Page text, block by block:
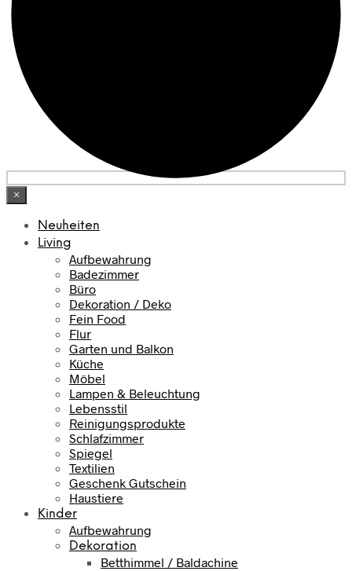
×
Neuheiten
Living
Aufbewahrung
Badezimmer
Büro
Dekoration / Deko
Fein Food
Flur
Garten und Balkon
Küche
Möbel
Lampen & Beleuchtung
Lebensstil
Reinigungsprodukte
Schlafzimmer
Spiegel
Textilien
Geschenk Gutschein
Haustiere
Kinder
Aufbewahrung
Dekoration
Betthimmel / Baldachine